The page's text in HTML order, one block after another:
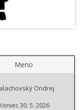
Meno
Ondrej
30. 5. 2026